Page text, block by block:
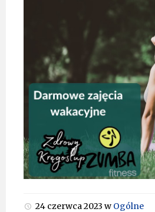
24 czerwca 2023 w Ogólne